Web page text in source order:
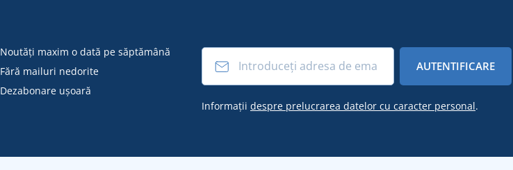
Noutăți maxim o dată pe săptămână
Fără mailuri nedorite
Dezabonare ușoară
AUTENTIFICARE
Informații despre prelucrarea datelor cu caracter personal.